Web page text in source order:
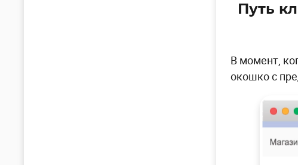
Путь
В момент,
окошко с